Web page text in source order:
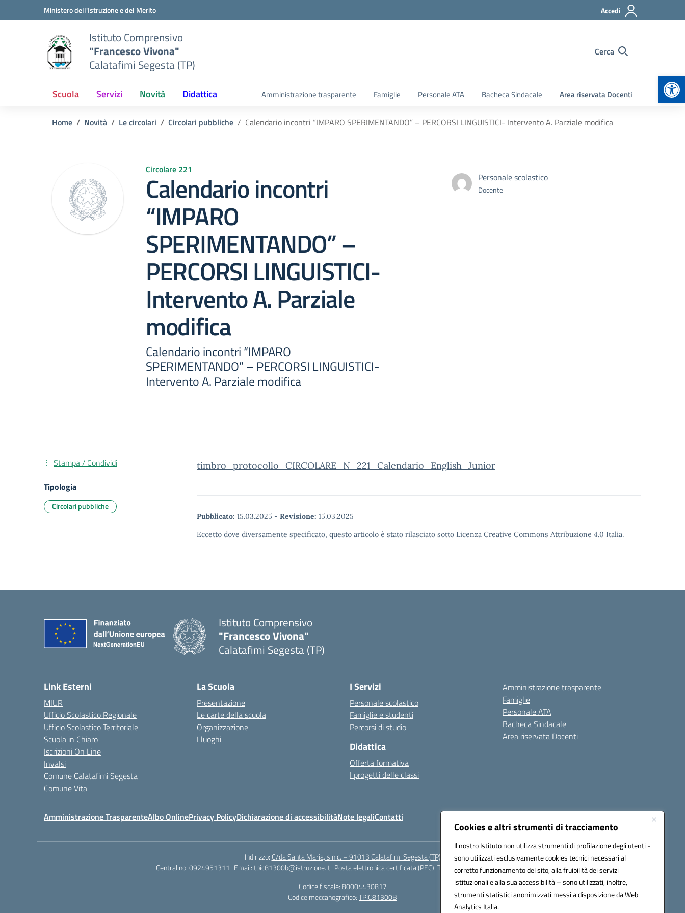
Cookies e altri strumenti di tracciamento
Il nostro Istituto non utilizza strumenti di profilazione degli utenti -
sono utilizzati esclusivamente cookies tecnici necessari al
corretto funzionamento del sito, alla fruibilità dei servizi
istituzionali e alla sua accessibilità – sono utilizzati, inoltre,
strumenti statistici anonimizzati messi a disposizione da Web
Analytics Italia.
Vai ai contenuti
Vai al menu di navigazioneMinistero dell'Istruzione e del Merito Accedi
Istituto Comprensivo
"Francesco Vivona"
Calatafimi Segesta (TP)
Cerca
Scuola Servizi Novità Didattica Amministrazione trasparente Famiglie Personale ATA Bacheca Sindacale Area riservata Docenti
Home Novità Le circolari Circolari pubbliche Calendario incontri “IMPARO SPERIMENTANDO” – PERCORSI LINGUISTICI- Intervento A. Parziale modifica
Circolare 221
Calendario incontri
“IMPARO
SPERIMENTANDO” –
PERCORSI LINGUISTICI-
Intervento A. Parziale
modifica
Calendario incontri “IMPARO
SPERIMENTANDO” – PERCORSI LINGUISTICI-
Intervento A. Parziale modifica
Personale scolastico
Docente
timbro_protocollo_CIRCOLARE_N_221_Calendario_English_Junior
Pubblicato: 15.03.2025 - Revisione: 15.03.2025
Eccetto dove diversamente specificato, questo articolo è stato rilasciato sotto Licenza Creative Commons Attribuzione 4.0 Italia.
Stampa / Condividi
Tipologia
Circolari pubbliche
Istituto Comprensivo
"Francesco Vivona"
Calatafimi Segesta (TP)
Link Esterni
MIUR
Ufficio Scolastico Regionale
Ufficio Scolastico Territoriale
Scuola in Chiaro
Iscrizioni On Line
Invalsi
Comune Calatafimi Segesta
Comune Vita
La Scuola
Presentazione
Le carte della scuola
Organizzazione
I luoghi
I Servizi
Personale scolastico
Famiglie e studenti
Percorsi di studio
Didattica
Offerta formativa
I progetti delle classi
Amministrazione trasparente
Famiglie
Personale ATA
Bacheca Sindacale
Area riservata Docenti
Amministrazione TrasparenteAlbo OnlinePrivacy PolicyDichiarazione di accessibilitàNote legaliContatti
Indirizzo: C/da Santa Maria, s.n.c. – 91013 Calatafimi Segesta (TP)
Centralino:0924951311 Email:tpic81300b@istruzione.it Posta elettronica certificata (PEC):TPIC81300B@pec.istruzione.it
Codice fiscale: 80004430817
Codice meccanografico:TPIC81300B